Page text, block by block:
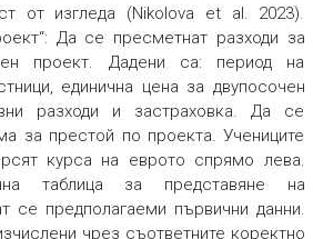
от изгледа (Nikolova et al. 2023).
Да се пресметнат разходи за
проект. Дадени са: период на
единична цена за двупосочен
разходи и застраховка. Да се
за престой по проекта. Учениците
курса на еврото спрямо лева.
таблица за представяне на
се предполагаеми първични данни.
чрез съответните коректно